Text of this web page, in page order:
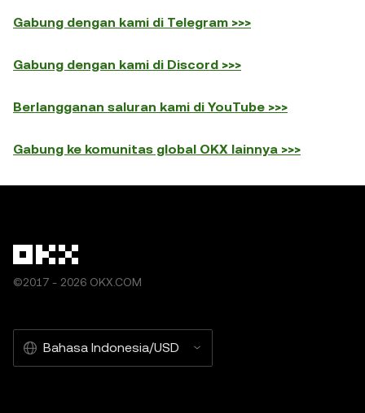
Gabung dengan kami di Telegram >>>
Gabung dengan kami di Discord >>>
Berlangganan saluran kami di YouTube >>>
Gabung ke komunitas global OKX lainnya >>>
©2017 - 2026 OKX.COM
Bahasa Indonesia/USD